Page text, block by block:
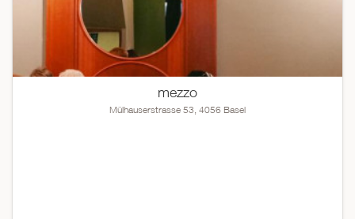
mezzo
Mülhauserstrasse 53, 4056 Basel